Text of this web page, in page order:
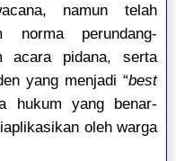
namun telah
norma perundang-
acara pidana, serta
yang menjadi “best
hukum yang benar-
oleh warga